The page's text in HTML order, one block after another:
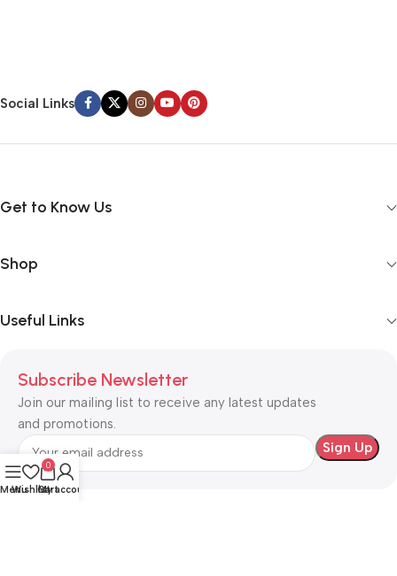
Social Links
Get to Know Us
Shop
Useful Links
Subscribe Newsletter
Join our mailing list to receive any latest updates
and promotions.
Menu
Wishlist
0
Cart
My account